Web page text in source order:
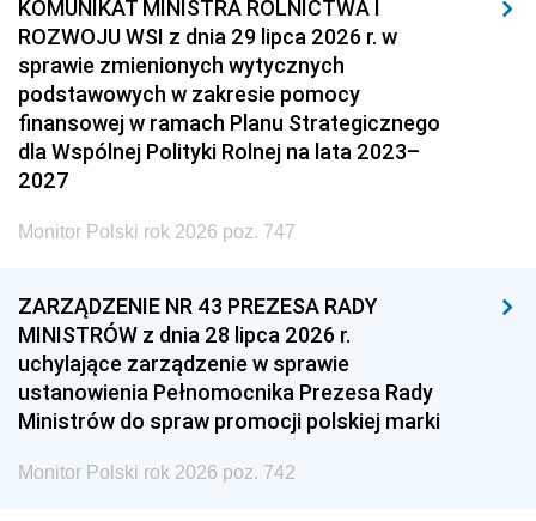
KOMUNIKAT MINISTRA ROLNICTWA I
ROZWOJU WSI z dnia 29 lipca 2026 r. w
sprawie zmienionych wytycznych
podstawowych w zakresie pomocy
finansowej w ramach Planu Strategicznego
dla Wspólnej Polityki Rolnej na lata 2023–
2027
Monitor Polski rok 2026 poz. 747
ZARZĄDZENIE NR 43 PREZESA RADY
MINISTRÓW z dnia 28 lipca 2026 r.
uchylające zarządzenie w sprawie
ustanowienia Pełnomocnika Prezesa Rady
Ministrów do spraw promocji polskiej marki
Monitor Polski rok 2026 poz. 742